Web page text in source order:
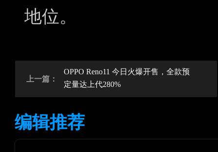
地位。
上一篇：
OPPO Reno11 今日火爆开售，全款预
定量达上代280%
编辑推荐